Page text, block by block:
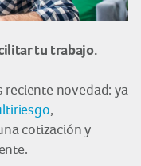
tu trabajo.
novedad: ya
,
cotización y